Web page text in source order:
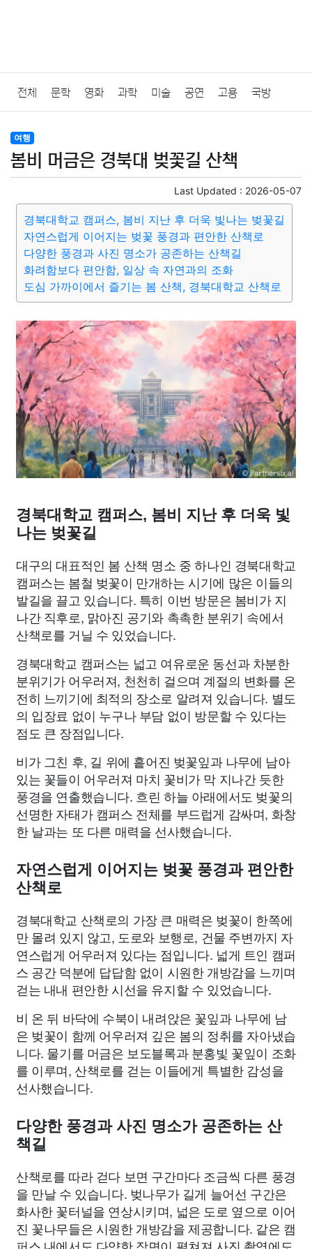
전체 문학 영화 과학 미술 공연 고용 국방
법률
질병 가요 방송 일상 주식 암호화폐
결혼 육아 반려동물 패션 미용 증권 인테리어
요리 상품리뷰 원예 금융 게임 스포츠 사진
대출 자동차 취미 여행 맛집 IT 컴퓨터 기술
종교 사회 정치 건강 의료 의학 경제 마케팅
부동산 외국어 교육 생활 기타
여행
봄비 머금은 경북대 벚꽃길 산책
Last Updated : 2026-05-07
경북대학교 캠퍼스, 봄비 지난 후 더욱 빛나는 벚꽃길
자연스럽게 이어지는 벚꽃 풍경과 편안한 산책로
다양한 풍경과 사진 명소가 공존하는 산책길
화려함보다 편안함, 일상 속 자연과의 조화
도심 가까이에서 즐기는 봄 산책, 경북대학교 산책로
경북대학교 캠퍼스, 봄비 지난 후 더욱 빛
나는 벚꽃길
대구의 대표적인 봄 산책 명소 중 하나인 경북대학교
캠퍼스는 봄철 벚꽃이 만개하는 시기에 많은 이들의
발길을 끌고 있습니다. 특히 이번 방문은 봄비가 지
나간 직후로, 맑아진 공기와 촉촉한 분위기 속에서
산책로를 거닐 수 있었습니다.
경북대학교 캠퍼스는 넓고 여유로운 동선과 차분한
분위기가 어우러져, 천천히 걸으며 계절의 변화를 온
전히 느끼기에 최적의 장소로 알려져 있습니다. 별도
의 입장료 없이 누구나 부담 없이 방문할 수 있다는
점도 큰 장점입니다.
비가 그친 후, 길 위에 흩어진 벚꽃잎과 나무에 남아
있는 꽃들이 어우러져 마치 꽃비가 막 지나간 듯한
풍경을 연출했습니다. 흐린 하늘 아래에서도 벚꽃의
선명한 자태가 캠퍼스 전체를 부드럽게 감싸며, 화창
한 날과는 또 다른 매력을 선사했습니다.
자연스럽게 이어지는 벚꽃 풍경과 편안한
산책로
경북대학교 산책로의 가장 큰 매력은 벚꽃이 한쪽에
만 몰려 있지 않고, 도로와 보행로, 건물 주변까지 자
연스럽게 어우러져 있다는 점입니다. 넓게 트인 캠퍼
스 공간 덕분에 답답함 없이 시원한 개방감을 느끼며
걷는 내내 편안한 시선을 유지할 수 있었습니다.
비 온 뒤 바닥에 수북이 내려앉은 꽃잎과 나무에 남
은 벚꽃이 함께 어우러져 깊은 봄의 정취를 자아냈습
니다. 물기를 머금은 보도블록과 분홍빛 꽃잎이 조화
를 이루며, 산책로를 걷는 이들에게 특별한 감성을
선사했습니다.
다양한 풍경과 사진 명소가 공존하는 산
책길
산책로를 따라 걷다 보면 구간마다 조금씩 다른 풍경
을 만날 수 있습니다. 벚나무가 길게 늘어선 구간은
화사한 꽃터널을 연상시키며, 넓은 도로 옆으로 이어
진 꽃나무들은 시원한 개방감을 제공합니다. 같은 캠